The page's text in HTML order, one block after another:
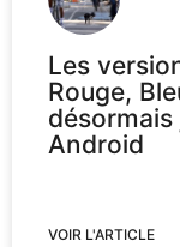
Les
Rouge,
Android
VOIR L'ARTICLE